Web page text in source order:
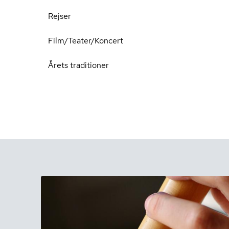
Rejser
Film/Teater/Koncert
Årets traditioner